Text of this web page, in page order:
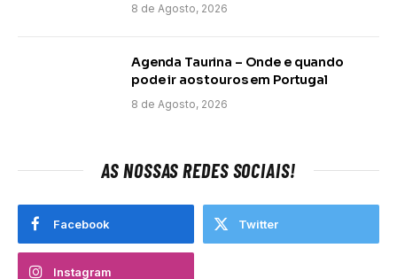
8 de Agosto, 2026
Agenda Taurina – Onde e quando
pode ir aos touros em Portugal
8 de Agosto, 2026
AS NOSSAS REDES SOCIAIS!
Facebook Twitter
Instagram